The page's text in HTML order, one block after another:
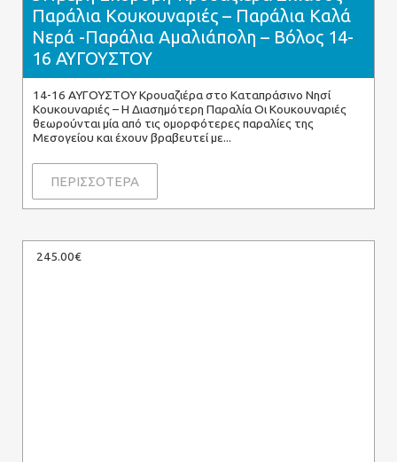
Παράλια Κουκουναριές – Παράλια Καλά
Νερά -Παράλια Αμαλιάπολη – Βόλος 14-
16 ΑΥΓΟΥΣΤΟΥ
14-16 ΑΥΓΟΥΣΤΟΥ Κρουαζιέρα στο Καταπράσινο Νησί
Κουκουναριές – Η Διασημότερη Παραλία Οι Κουκουναριές
θεωρούνται μία από τις ομορφότερες παραλίες της
Μεσογείου και έχουν βραβευτεί με
ΠΕΡΙΣΣΟΤΕΡΑ
245.00€